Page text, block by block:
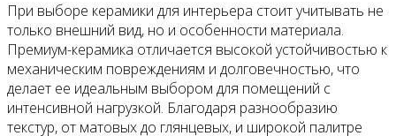
При выборе керамики для интерьера стоит учитывать не
только внешний вид, но и особенности материала.
Премиум-керамика отличается высокой устойчивостью к
механическим повреждениям и долговечностью, что
делает ее идеальным выбором для помещений с
интенсивной нагрузкой. Благодаря разнообразию
текстур, от матовых до глянцевых, и широкой палитре